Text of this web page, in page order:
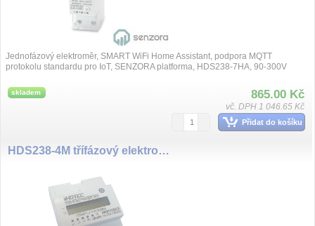
Jednofázový elektroměr, SMART WiFi Home Assistant, podpora MQTT
protokolu standardu pro IoT, SENZORA platforma, HDS238-7HA, 90-300V
skladem 865.00 Kč
vč. DPH 1 046.65 Kč
Přidat do košíku
HDS238-4M třífázový elektroměr 3X230/400V (5)60A